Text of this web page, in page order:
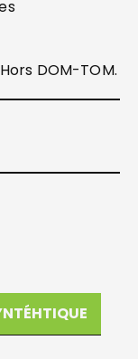
DOM-TOM.